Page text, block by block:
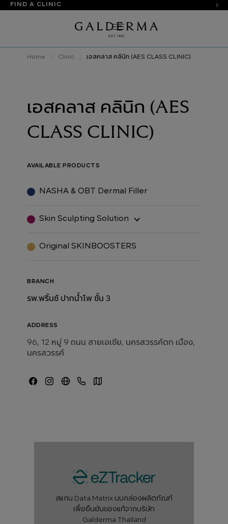
FIND A CLINIC
Home Clinic เอสคลาส คลินิก (AES CLASS CLINIC)
เอสคลาส คลินิก (AES
CLASS CLINIC)
AVAILABLE PRODUCTS
NASHA & OBT Dermal Filler
Skin Sculpting Solution
Original SKINBOOSTERS
BRANCH
รพ.พริ้นซ์ ปากน้ำโพ ชั้น 3
ADDRESS
96, 12 หมู่ 9 ถนน สายเอเชีย, นครสวรรค์ตก เมือง,
นครสวรรค์
สแกน Data Matrix บนกล่องผลิตภัณฑ์
เพื่อยืนยันของแท้จากบริษัท
Galderma Thailand